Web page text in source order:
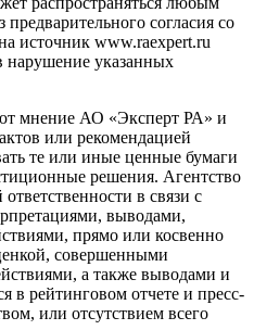
согласия со
источник www.raexpert.ru
указанных
мнение АО «Эксперт РА» и
или рекомендацией
те или иные ценные бумаги
решения. Агентство
в связи с
выводами,
прямо или косвенно
совершенными
а также выводами и
в рейтинговом отчете и пресс-
или отсутствием всего